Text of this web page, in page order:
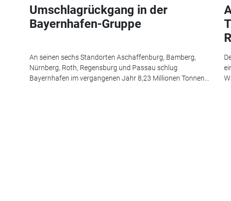
Umschlagrückgang in der
Bayernhafen-Gruppe
An seinen sechs Standorten Aschaffenburg, Bamberg,
Nürnberg, Roth, Regensburg und Passau schlug
Bayernhafen im vergangenen Jahr 8,23 Millionen Tonnen...